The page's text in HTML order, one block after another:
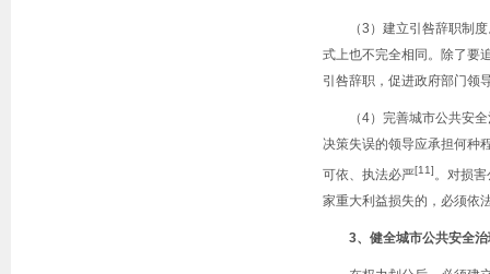
（3 ）建立引咎辞职制
式上也不完全相同。除了要
引咎辞职，促进政府部门领
（4）完善城市公共安
决策失误的领导应承担何种
可依、执法必严[11]。对损
家重大利益损失的，必须依
3、健全城市公共安全